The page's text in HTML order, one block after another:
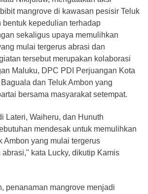
mangrove di kawasan pesisir Teluk
bentuk kepedulian terhadap
sekaligus upaya memulihkan
mulai tergerus abrasi dan
tersebut merupakan kolaborasi
Maluku, DPC PDI Perjuangan Kota
dan Teluk Ambon yang
bersama masyarakat setempat.
Lateri, Waiheru, dan Hunuth
mendesak untuk memulihkan
Ambon yang mulai tergerus
kata Lucky, dikutip Kamis
penanaman mangrove menjadi